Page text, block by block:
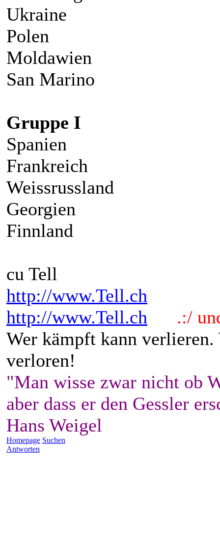
Ukraine
Polen
Moldawien
San Marino
Gruppe I
Spanien
Frankreich
Weissrussland
Georgien
Finnland
cu Tell
http://www.Tell.ch
http://www.Tell.ch
.:/
Wer kämpft kann
verloren!
"Man wisse zwar nicht ob
aber dass er den Gessler
Hans Weigel
Homepage Suchen
Antworten